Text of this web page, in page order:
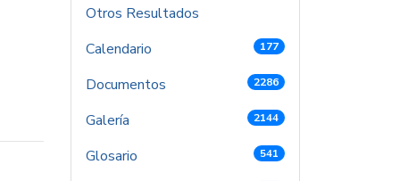
Otros Resultados
Calendario
177
Documentos 2286
Galería 2144
Glosario 541